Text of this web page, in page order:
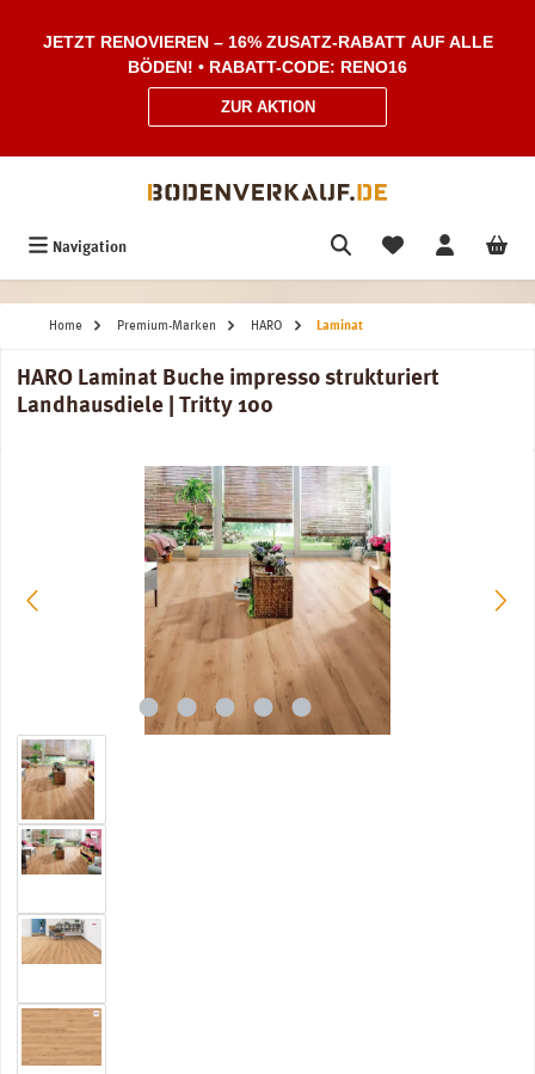
JETZT RENOVIEREN – 16% ZUSATZ-RABATT AUF ALLE
BÖDEN! • RABATT-CODE: RENO16
ZUR AKTION
Navigation
Home Premium-Marken HARO Laminat
HARO Laminat Buche impresso strukturiert
Landhausdiele | Tritty 100
Bildergalerie überspringen